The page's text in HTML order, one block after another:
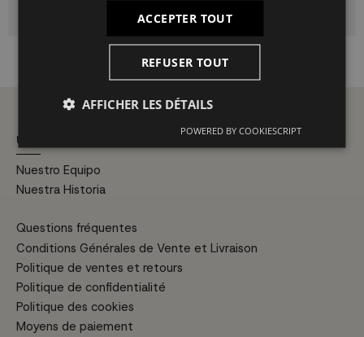
UKUK HOME
Nuestro Equipo
Nuestra Historia
Questions fréquentes
Conditions Générales de Vente et Livraison
Politique de ventes et retours
Politique de confidentialité
Politique des cookies
Moyens de paiement
ACCEPTER TOUT
REFUSER TOUT
AFFICHER LES DÉTAILS
POWERED BY COOKIESCRIPT